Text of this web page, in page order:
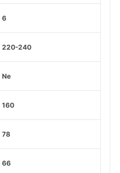
6
220-240
Ne
160
78
66